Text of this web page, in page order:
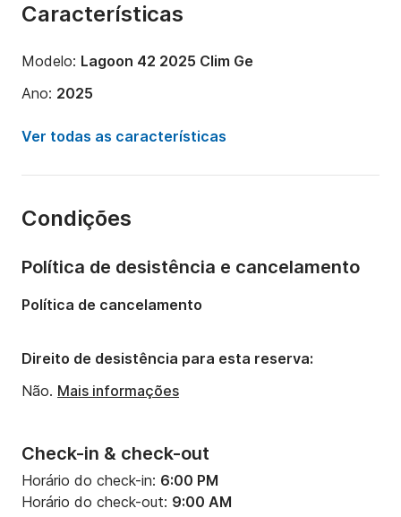
Características
Modelo: Lagoon 42 2025 Clim Ge
Ano: 2025
10 pessoas
Número de banheiros:
Ver todas as características
Condições
Check-in & check-out
Horário do check-in: 6:00 PM
Horário do check-out: 9:00 AM
Política de desistência e cancelamento
Política de cancelamento
Direito de desistência para esta reserva:
Não. Mais informações